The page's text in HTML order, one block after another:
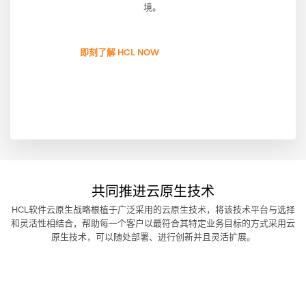
境。
即刻了解 HCL NOW
共同推进云原生技术
HCL软件云原生战略根植于广泛采用的云原生技术，将该技术平台与选择
和灵活性相结合，帮助每一个客户以最符合其特定业务目标的方式采用云
原生技术，可以随处部署、进行创新并且灵活扩展。